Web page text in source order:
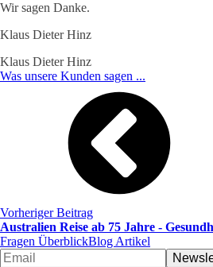
Wir sagen Danke.
Klaus Dieter Hinz
Klaus Dieter Hinz
Was unsere Kunden sagen ...
Vorheriger Beitrag
Australien Reise ab 75 Jahre -
Fragen ÜberblickBlog Artikel